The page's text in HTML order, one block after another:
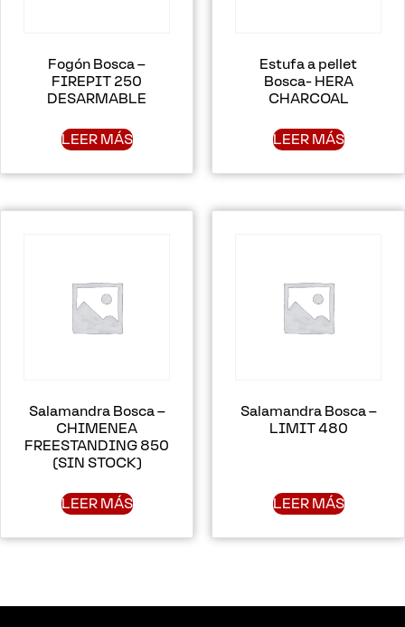
Fogón Bosca –
FIREPIT 250
DESARMABLE
LEER MÁS
Estufa a pellet
Bosca- HERA
CHARCOAL
LEER MÁS
Salamandra Bosca –
CHIMENEA
FREESTANDING 850
(SIN STOCK)
LEER MÁS
Salamandra Bosca –
LIMIT 480
LEER MÁS